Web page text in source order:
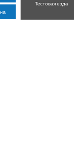
Тестовая езда